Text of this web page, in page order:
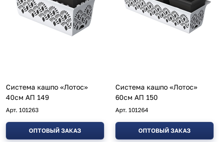
Система кашпо «Лотос»
40см АП 149
Арт. 101263
ОПТОВЫЙ ЗАКАЗ
Система кашпо «Лотос»
60см АП 150
Арт. 101264
ОПТОВЫЙ ЗАКАЗ